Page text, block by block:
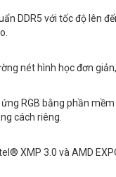
DDR5 với tốc độ lên
nét hình học đơn
RGB bằng phần
cách riêng.
XMP 3.0 và AMD